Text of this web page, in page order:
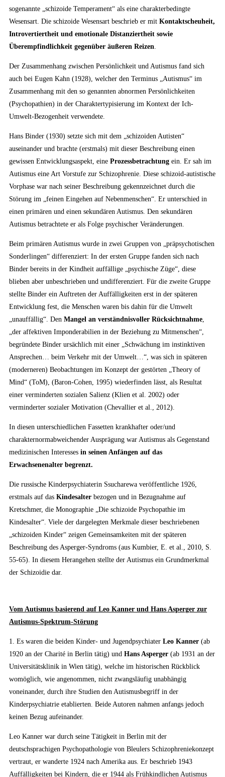
sogenannte „schizoide Temperament“ als eine charakterbedingte
Wesensart. Die schizoide Wesensart beschrieb er mit Kon­taktscheuheit,
Introvertiertheit und emotionale Distanziertheit sowie
Überempfindlichkeit gegen­über äußeren Reizen.
Der Zusammenhang zwischen Persönlichkeit und Autismus fand sich
auch bei Eugen Kahn (1928), welcher den Terminus „Autismus“ im
Zusammenhang mit den so genannten abnormen Persönlichkeiten
(Psychopathien) in der Charaktertypisierung im Kontext der Ich-
Umwelt-Bezogenheit verwendete.
Hans Binder (1930) setzte sich mit dem „schizoiden Autisten“
auseinander und brachte (erstmals) mit dieser Beschreibung einen
gewissen Entwicklungsaspekt, eine Prozessbetrachtung ein. Er sah im
Autismus eine Art Vorstufe zur Schizophrenie. Diese schizoid-autistische
Vorphase war nach seiner Beschreibung gekennzeichnet durch die
Störung im „feinen Eingehen auf Nebenmenschen“. Er unterschied in
einen primären und einen sekundären Autismus. Den sekundären
Autismus betrachtete er als Folge psychischer Veränderungen.
Beim primären Autismus wurde in zwei Gruppen von „präpsychotischen
Sonderlingen“ differenziert: In der ersten Gruppe fanden sich nach
Binder bereits in der Kindheit auffällige „psychische Züge“, diese
blieben aber unbeschrieben und undifferenziert. Für die zweite Gruppe
stellte Binder ein Auftreten der Auffälligkeiten erst in der späteren
Entwicklung fest, die Menschen waren bis dahin für die Umwelt
„unauffällig“. Den Mangel an verständnisvoller Rücksichtnahme,
„der affektiven Imponderabilien in der Beziehung zu Mitmenschen“,
begründete Binder ursächlich mit einer „Schwächung im instinktiven
Ansprechen… beim Verkehr mit der Umwelt…“, was sich in späteren
(moderneren) Beobachtungen im Konzept der gestörten „Theory of
Mind“ (ToM), (Baron-Cohen, 1995) wiederfinden lässt, als Resultat
einer verminderten sozialen Salienz (Klien et al. 2002) oder
verminderter sozialer Motivation (Chevallier et al., 2012).
In diesen unterschiedlichen Fassetten krankhafter oder/und
charakternormabweichender Ausprägung war Autismus als Gegenstand
medizinischen Interesses in seinen Anfängen auf das
Erwachsenenalter begrenzt.
Die russische Kinderpsychiaterin Ssucharewa veröffentliche 1926,
erstmals auf das Kindesalter bezogen und in Bezugnahme auf
Kretschmer, die Monographie „Die schizoide Psychopathie im
Kindesalter“. Viele der dargelegten Merkmale dieser beschriebenen
„schizoiden Kinder“ zeigen Gemeinsamkeiten mit der späteren
Beschreibung des Asperger-Syndroms (aus Kumbier, E. et al., 2010, S.
55-65). In diesem Herangehen stellte der Autismus ein Grundmerkmal
der Schizoidie dar.
Vom Autismus basierend auf Leo Kanner und Hans Asperger zur
Autismus-Spektrum-Störung
1. Es waren die beiden Kinder- und Jugendpsychiater Leo Kanner (ab
1920 an der Charité in Berlin tätig) und Hans Asperger (ab 1931 an der
Universitätsklinik in Wien tätig), welche im historischen Rückblick
womöglich, wie angenommen, nicht zwangsläufig unabhängig
voneinander, durch ihre Studien den Autismusbegriff in der
Kinderpsychiatrie etablierten. Beide Autoren nahmen anfangs jedoch
keinen Bezug aufeinander.
Leo Kanner war durch seine Tätigkeit in Berlin mit der
deutschsprachigen Psychopathologie von Bleulers Schizophreniekonzept
vertraut, er wanderte 1924 nach Amerika aus. Er beschrieb 1943
Auffälligkeiten bei Kindern, die er 1944 als Frühkindlichen Autismus